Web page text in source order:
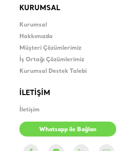
KURUMSAL
Kurumsal
Hakkımızda
Müşteri Çözümlerimiz
İş Ortağı Çözümlerimiz
Kurumsal Destek Talebi
İLETİŞİM
İletişim
Whatsapp ile Bağlan